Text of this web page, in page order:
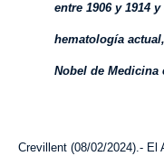
entre 1906 y 1914
hematología
Nobel de Medicina
Crevillent (08/02/2024).- El